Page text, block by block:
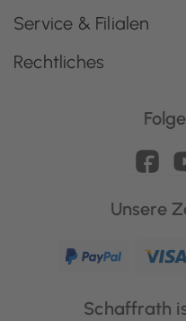
Service & Filialen
Rechtliches
Unsere
Schaffrath